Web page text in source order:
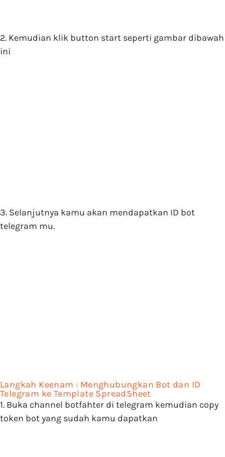
2. Kemudian klik button start seperti gambar dibawah
ini
3. Selanjutnya kamu akan mendapatkan ID bot
telegram mu.
Langkah Keenam : Menghubungkan Bot dan ID
Telegram ke Template SpreadSheet
1. Buka channel botfahter di telegram kemudian copy
token bot yang sudah kamu dapatkan